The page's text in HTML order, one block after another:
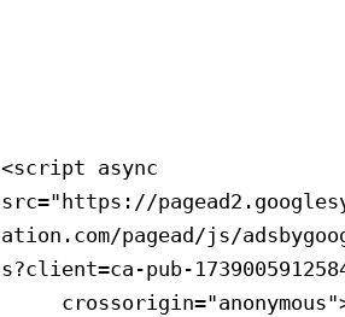
<script async
src="https://
ation.com/pagead/js/
s?client=ca-pub-